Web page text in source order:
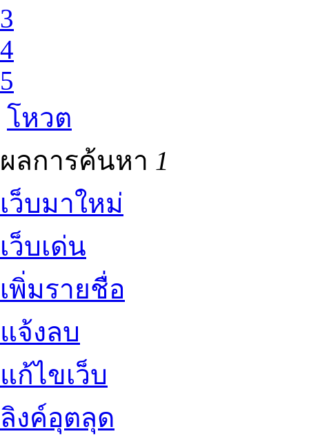
3
4
5
โหวต
ผลการค้นหา 1
เว็บมาใหม่
เว็บเด่น
เพิ่มรายชื่อ
แจ้งลบ
แก้ไขเว็บ
ลิงค์อุตลุด